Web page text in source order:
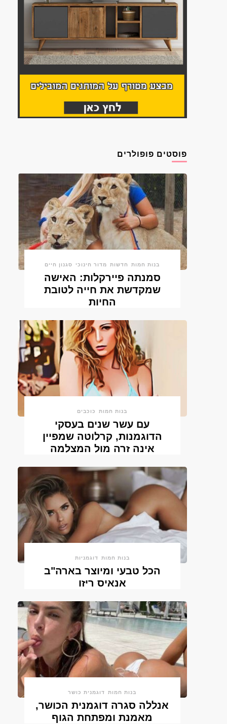
פוסטים פופולרים
בנות חמות חדשות מדור חינוכי סגנון חיים
סמנתה פיירקלות: האישה
שמקדשת את חייה לטובת
החיות
בנות חמות כוכבים
עם עשר שנים בעסקי
הדוגמנות, קרלוטה שמפיין
אינה זרה מול המצלמה
בנות חמות דוגמניות
הכל טבעי ומיוצר בארה"ב
אנאיס ריזו
בנות חמות דוגמנית כושר
אנללה סגרה דוגמנית הכושר,
מאמנת ומפתחת הגוף